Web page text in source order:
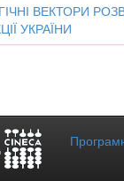
ВЕКТОРИ
УКРАЇНИ